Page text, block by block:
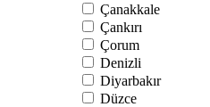
Çanakkale
Çankırı
Çorum
Denizli
Diyarbakır
Düzce